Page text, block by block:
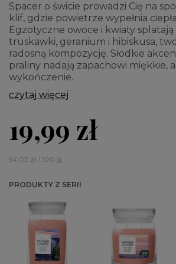
Spacer o świcie prowadzi Cię na
klif, gdzie powietrze wypełnia
Egzotyczne owoce i kwiaty splatają
truskawki, geranium i hibiskusa,
radosną kompozycję. Słodkie
praliny nadają zapachowi miękkie,
wykończenie.
czytaj więcej
19,99 zł
54,03 zł / 100 g
PRODUKTY Z SERII